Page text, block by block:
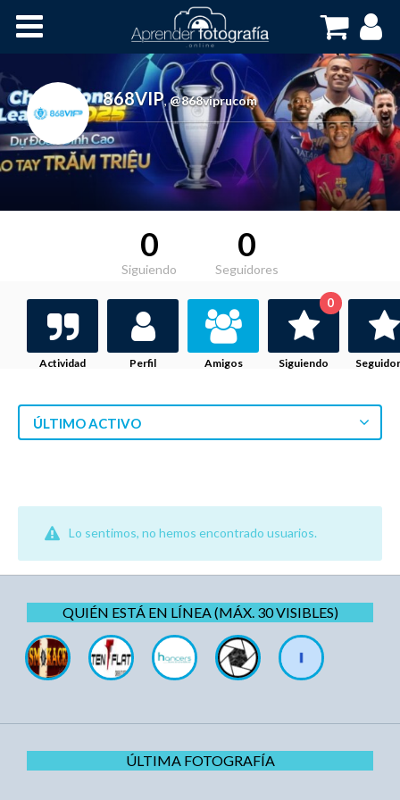
Cursos OnLine
868VIP, @868viprucom
0
Siguiendo
0
Seguidores
Actividad Perfil Amigos Siguiendo
0
ÚLTIMO ACTIVO
Lo sentimos, no hemos encontrado usuarios.
QUIÉN ESTÁ EN LÍNEA (MÁX. 30 VISIBLES)
ÚLTIMA FOTOGRAFÍA